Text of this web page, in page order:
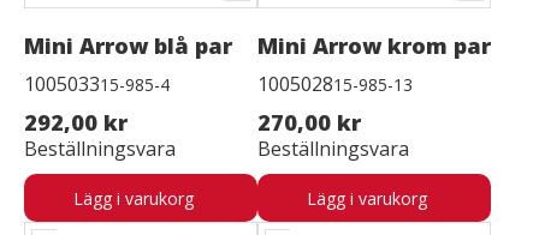
Mini Arrow blå par
100503315-985-4
292,00 kr
Beställningsvara
Lägg i varukorg
Mini Arrow krom par
100502815-985-13
270,00 kr
Beställningsvara
Lägg i varukorg